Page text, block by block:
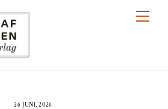
26 JUNI, 2026